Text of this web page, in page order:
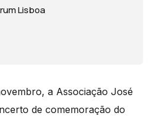
Lisboa
a Associação José
de comemoração do